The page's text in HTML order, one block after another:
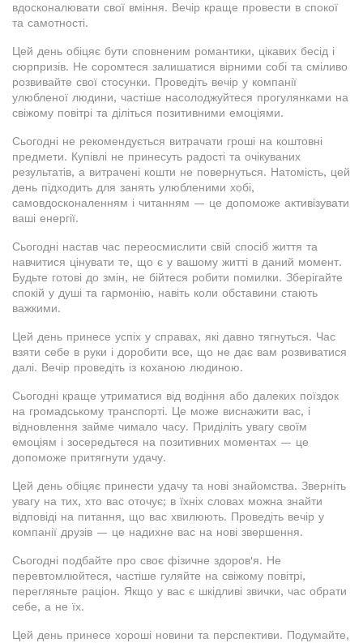
вдосконалювати свої вміння. Вечір краще провести в спокої
та самотності.
Цей день обіцяє бути сповненим романтики, цікавих бесід і
сюрпризів. Не соромтеся залишатися вірними собі та сміливо
розвивайте свої стосунки. Проведіть вечір у компанії
улюбленої людини, частіше насолоджуйтеся прогулянками на
свіжому повітрі та діліться позитивними емоціями.
Сьогодні не рекомендується витрачати гроші на коштовні
предмети. Купівлі не принесуть радості та очікуваних
результатів, а витрачені кошти не повернуться. Натомість, цей
день підходить для занять улюбленими хобі,
самовдосконаленням і читанням — це допоможе активізувати
ваші енергії.
Сьогодні настав час переосмислити свій спосіб життя та
навчитися цінувати те, що є у вашому житті в даний момент.
Будьте готові до змін, не бійтеся робити помилки. Зберігайте
спокій у душі та гармонію, навіть коли обставини стають
важкими.
Цей день принесе успіх у справах, які давно тягнуться. Час
взяти себе в руки і доробити все, що не дає вам розвиватися
далі. Вечір проведіть із коханою людиною.
Сьогодні краще утриматися від водіння або далеких поїздок
на громадському транспорті. Це може виснажити вас, і
відновлення займе чимало часу. Приділіть увагу своїм
емоціям і зосередьтеся на позитивних моментах — це
допоможе притягнути удачу.
Цей день обіцяє принести удачу та нові знайомства. Зверніть
увагу на тих, хто вас оточує; в їхніх словах можна знайти
відповіді на питання, що вас хвилюють. Проведіть вечір у
компанії друзів — це надихне вас на нові звершення.
Сьогодні подбайте про своє фізичне здоров'я. Не
перевтомлюйтеся, частіше гуляйте на свіжому повітрі,
перегляньте раціон. Якщо у вас є шкідливі звички, час обрати
себе, а не їх.
Цей день принесе хороші новини та перспективи. Подумайте,